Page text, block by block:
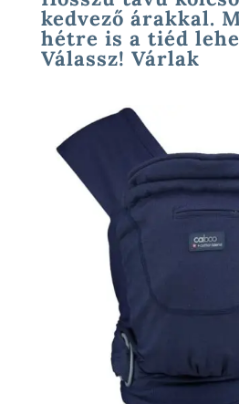
kedvező árakkal.
hétre is a tiéd
Válassz! Várlak